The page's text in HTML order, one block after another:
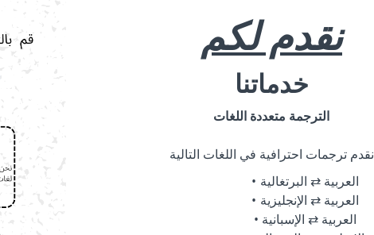
نقدم لكم
خدماتنا
الترجمة متعددة اللغات
نقدم ترجمات احترافية في اللغات التالية
العربية ⇄ البرتغالية
العربية ⇄ الإنجليزية
العربية ⇄ الإسبانية